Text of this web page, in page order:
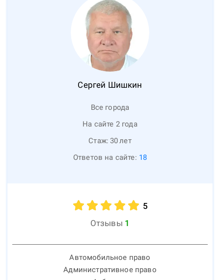
Сергей Шишкин
Все города
На сайте 2 года
Стаж: 30лет
Ответов на сайте: 18
5
Отзывы 1
Автомобильное право
Административное право